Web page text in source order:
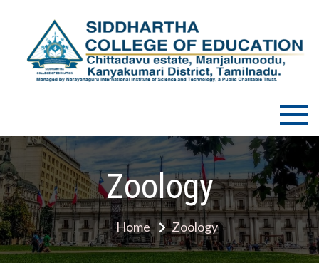
content
SIDDHARTHA COLLEGE OF
TEACHER EDUCATION
Zoology
Home Zoology